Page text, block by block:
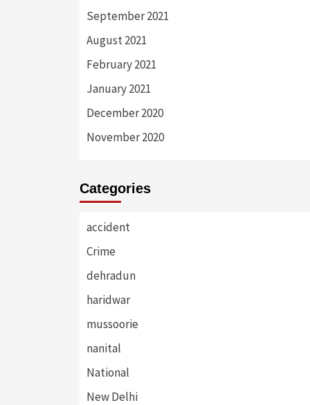
September 2021
August 2021
February 2021
January 2021
December 2020
November 2020
Categories
accident
Crime
dehradun
haridwar
mussoorie
nanital
National
New Delhi